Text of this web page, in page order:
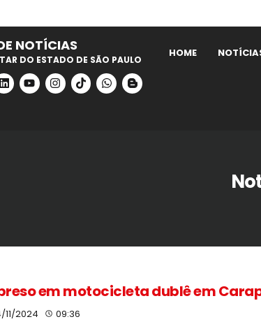
NOTÍCIAS
DO ESTADO DE SÃO PAULO
HOME
em motocicleta dublê em
11/2024 09:36